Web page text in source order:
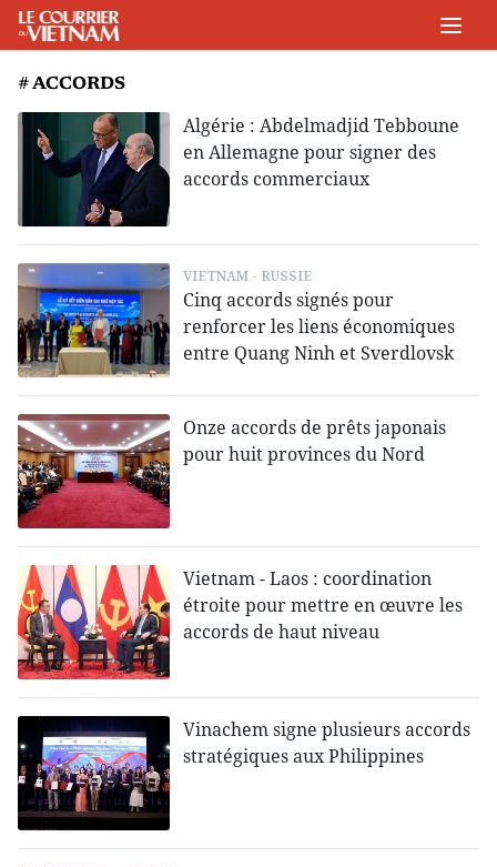
# ACCORDS
Algérie : Abdelmadjid Tebboune
en Allemagne pour signer des
accords commerciaux
VIETNAM - RUSSIE
Cinq accords signés pour
renforcer les liens économiques
entre Quang Ninh et Sverdlovsk
Onze accords de prêts japonais
pour huit provinces du Nord
Vietnam - Laos : coordination
étroite pour mettre en œuvre les
accords de haut niveau
Vinachem signe plusieurs accords
stratégiques aux Philippines